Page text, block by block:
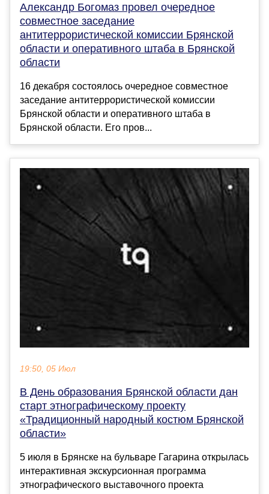
Александр Богомаз провел очередное
совместное заседание
антитеррористической комиссии Брянской
области и оперативного штаба в Брянской
области
16 декабря состоялось очередное совместное
заседание антитеррористической комиссии
Брянской области и оперативного штаба в
Брянской области. Его пров...
19:50, 05 Июл
В День образования Брянской области дан
старт этнографическому проекту
«Традиционный народный костюм Брянской
области»
5 июля в Брянске на бульваре Гагарина открылась
интерактивная экскурсионная программа
этнографического выставочного проекта